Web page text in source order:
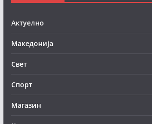
Актуелно
Македонија
Свет
Спорт
Магазин